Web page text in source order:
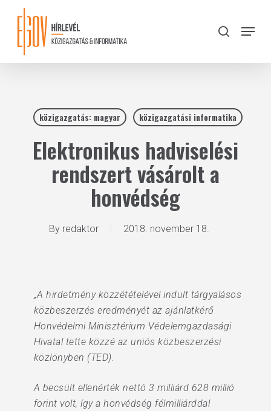
content
search
Menu
közigazgatás: magyar közigazgatási informatika
Elektronikus hadviselési
rendszert vásárolt a
honvédség
By redaktor 2018. november 18.
„A hirdetmény közzétételével indult tárgyalásos
közbeszerzés eredményét az ajánlatkérő
Honvédelmi Minisztérium Védelemgazdasági
Hivatal tette közzé az uniós közbeszerzési
közlönyben (TED).
A becsült ellenérték nettó 3 milliárd 628 millió
forint volt, így a honvédség félmilliárddal
Close